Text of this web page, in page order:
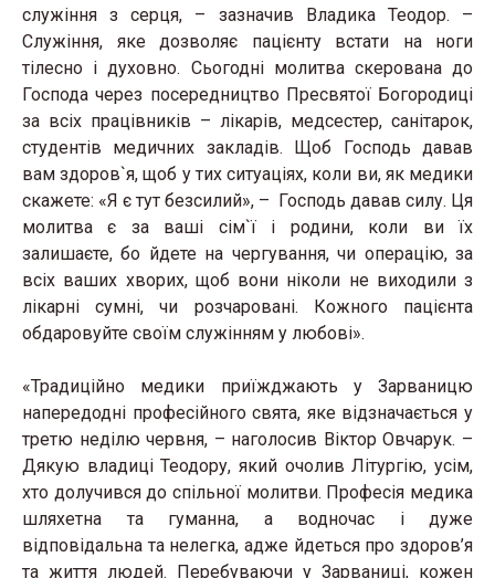
служіння з серця, – зазначив Владика Теодор. –
Служіння, яке дозволяє пацієнту встати на ноги
тілесно і духовно. Сьогодні молитва скерована до
Господа через посередництво Пресвятої Богородиці
за всіх працівників – лікарів, медсестер, санітарок,
студентів медичних закладів. Щоб Господь давав
вам здоров`я, щоб у тих ситуаціях, коли ви, як медики
скажете: «Я є тут безсилий», – Господь давав силу. Ця
молитва є за ваші сім`ї і родини, коли ви їх
залишаєте, бо йдете на чергування, чи операцію, за
всіх ваших хворих, щоб вони ніколи не виходили з
лікарні сумні, чи розчаровані. Кожного пацієнта
обдаровуйте своїм служінням у любові».
«Традиційно медики приїжджають у Зарваницю
напередодні професійного свята, яке відзначається у
третю неділю червня, – наголосив Віктор Овчарук. –
Дякую владиці Теодору, який очолив Літургію, усім,
хто долучився до спільної молитви. Професія медика
шляхетна та гуманна, а водночас і дуже
відповідальна та нелегка, адже йдеться про здоров’я
та життя людей. Перебуваючи у Зарваниці, кожен